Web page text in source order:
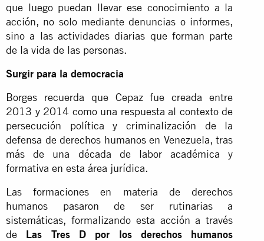
que luego puedan llevar ese conocimiento a la
acción, no solo mediante denuncias o informes,
sino a las actividades diarias que forman parte
de la vida de las personas.
Surgir para la democracia
Borges recuerda que Cepaz fue creada entre
2013 y 2014 como una respuesta al contexto de
persecución política y criminalización de la
defensa de derechos humanos en Venezuela, tras
más de una década de labor académica y
formativa en esta área jurídica.
Las formaciones en materia de derechos
humanos pasaron de ser rutinarias a
sistemáticas, formalizando esta acción a través
de Las Tres D por los derechos humanos